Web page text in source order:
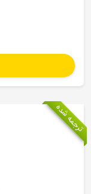
شده